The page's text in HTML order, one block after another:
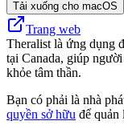
Tải xuống cho macOS
Trang web
Theralist là ứng dụng
tại Canada, giúp
khỏe tâm thần.
Bạn có phải là nhà
quyền sở hữu để quản